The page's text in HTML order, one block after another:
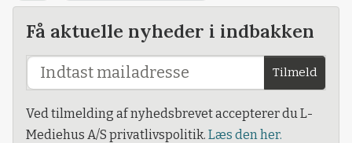
Få aktuelle nyheder i indbakken
Tilmeld
Ved tilmelding af nyhedsbrevet accepterer du L-
Mediehus A/S privatlivspolitik. Læs den her.